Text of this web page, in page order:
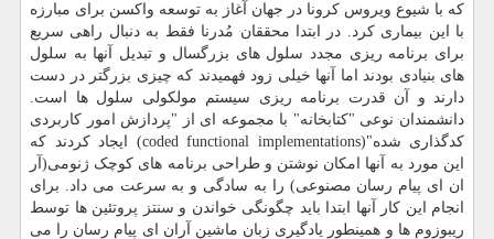
که با شیوع ویروس کرونا در جهان آغاز به توسعه واکسن برای مبارزه
با این بیماری کرد. در ابتدا محققان مُدرنا فقط به دنبال راهی سریع
برای برنامه ریزی مجدد سلول های بزرگسال و تبدیل آنها به سلول
های بنیادی بودند اما آنها خیلی زود فهمیدند که چیزی بزرگتر در دست
دارند و آن قدرت برنامه ریزی سیستم مولکولی سلول ها است.
دانشمندان نوعی "کتابخانه" با مجموعه ای از "پردازش امور کاربردی
کدگذاری شده"(coded functional implementations) ایجاد کردند که
این مورد به آنها امکان نوشتن و طراحی برنامه های کوچک ژنومی(آر
ان ای پیام رسان مصنوعی) را به سادگی و به سرعت می داد. برای
انجام این کار آنها ابتدا باید چگونگی خواندن و سنتز پروتئین ها توسط
ریبوزوم ها و همینطور یادگیری زبان ماشین آران ای پیام رسان را می